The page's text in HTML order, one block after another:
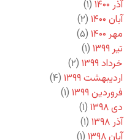
آذر ۱۴۰۰
(۱)
آبان ۱۴۰۰
(۲)
مهر ۱۴۰۰
(۵)
تیر ۱۳۹۹
(۱)
خرداد ۱۳۹۹
(۲)
اردیبهشت ۱۳۹۹
(۴)
فروردین ۱۳۹۹
(۱)
دی ۱۳۹۸
(۱)
آذر ۱۳۹۸
(۱)